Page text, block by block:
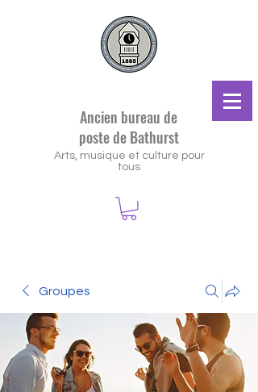
Ancien bureau de
poste de Bathurst
Arts, musique et culture pour
tous
Groupes